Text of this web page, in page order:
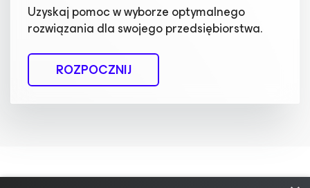
Uzyskaj pomoc w wyborze optymalnego
rozwiązania dla swojego przedsiębiorstwa.
ROZPOCZNIJ